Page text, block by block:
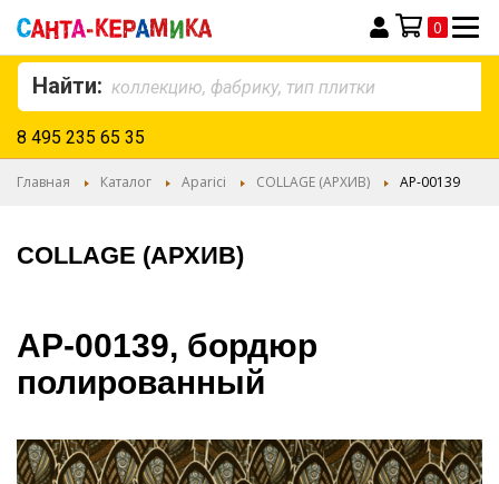
Моя корзина
0
Найти:
8 495 235 65 35
Главная Каталог Aparici COLLAGE (АРХИВ) AP-00139
COLLAGE (АРХИВ)
AP-00139, бордюр
полированный